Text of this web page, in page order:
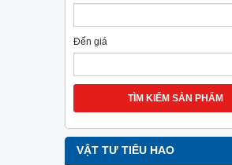
Đến giá
TÌM KIẾM SẢN PHẨM
VẬT TƯ TIÊU HAO